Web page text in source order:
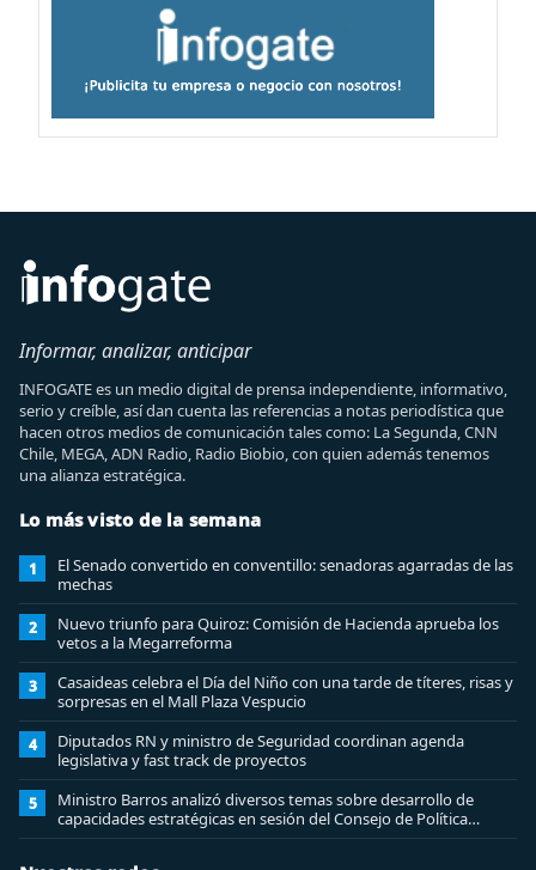
Informar, analizar, anticipar
INFOGATE es un medio digital de prensa independiente, informativo,
serio y creíble, así dan cuenta las referencias a notas periodística que
hacen otros medios de comunicación tales como: La Segunda, CNN
Chile, MEGA, ADN Radio, Radio Biobio, con quien además tenemos
una alianza estratégica.
Lo más visto de la semana
1
El Senado convertido en conventillo: senadoras agarradas de las
mechas
2
Nuevo triunfo para Quiroz: Comisión de Hacienda aprueba los
vetos a la Megarreforma
3
Casaideas celebra el Día del Niño con una tarde de títeres, risas y
sorpresas en el Mall Plaza Vespucio
4
Diputados RN y ministro de Seguridad coordinan agenda
legislativa y fast track de proyectos
5
Ministro Barros analizó diversos temas sobre desarrollo de
capacidades estratégicas en sesión del Consejo de Política
Espacial